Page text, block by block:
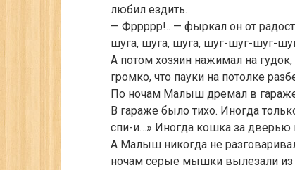
любил ездить.
— Фррррр!.. — фыркал он от
шуга, шуга, шуга, шуг-шуг-шуг-
А потом хозяин нажимал на
громко, что пауки на потолке
По ночам Малыш дремал в
В гараже было тихо. Иногда
спи-и…» Иногда кошка за дверью
А Малыш никогда не
ночам серые мышки вылезали из